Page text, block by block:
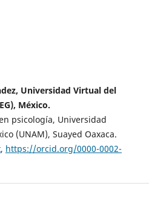
Universidad Virtual del
México.
psicología, Universidad
(UNAM), Suayed Oaxaca.
, https://orcid.org/0000-0002-